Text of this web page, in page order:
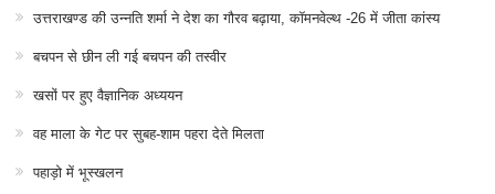
उत्तराखण्ड की उन्नति शर्मा ने देश का गौरव बढ़ाया, कॉमनवेल्थ -26 में जीता कांस्य
बचपन से छीन ली गई बचपन की तस्वीर
खसों पर हुए वैज्ञानिक अध्ययन
वह माला के गेट पर सुबह-शाम पहरा देते मिलता
पहाड़ो में भूस्खलन